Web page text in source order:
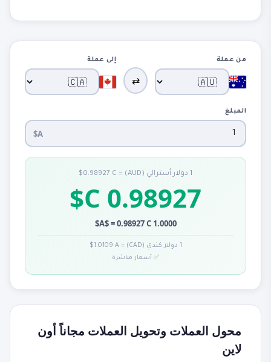
من عملة
⇄
إلى عملة
المبلغ
A$
1 دولار أسترالي (AUD) = 0.98927 C$
0.98927 C$
1.0000 A$ = 0.98927 C$
1 دولار كندي (CAD) = 1.0109 A$
✅ أسعار مباشرة
محول العملات وتحويل العملات مجاناً أون
لاين